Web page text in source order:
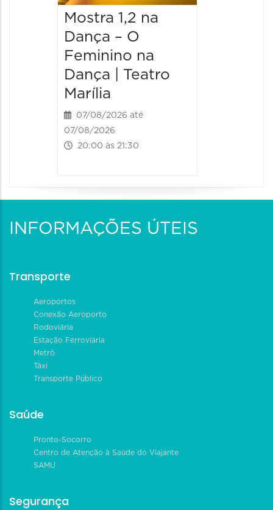
Mostra 1,2 na
Dança – O
Feminino na
Dança | Teatro
Marília
07/08/2026 até
07/08/2026
20:00 às 21:30
INFORMAÇÕES ÚTEIS
Transporte
Aeroportos
Conexão Aeroporto
Rodoviária
Estação Ferroviária
Metrô
Táxi
Transporte Público
Saúde
Pronto-Socorro
Centro de Atenção à Saúde do Viajante
SAMU
Segurança